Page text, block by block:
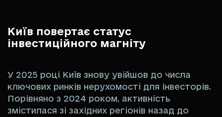
Київ повертає статус
інвестиційного магніту
У 2025 році Київ знову увійшов до числа
ключових ринків нерухомості для інвесторів.
Порівняно з 2024 роком, активність
змістилася зі західних регіонів назад до